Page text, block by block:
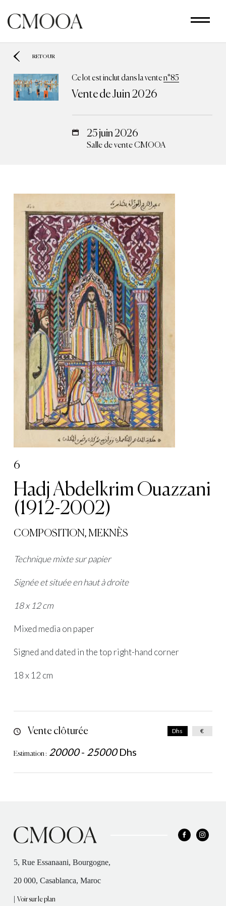
contenu
principal
RETOUR
Ce lot est inclut dans la venten°85
Vente de Juin 2026
25 juin 2026
Salle de vente CMOOA
6
Hadj Abdelkrim Ouazzani
(1912-2002)
COMPOSITION, MEKNÈS
Technique mixte sur papier
Signée et située en haut à droite
18 x 12 cm
Mixed media on paper
Signed and dated in the top right-hand corner
18 x 12 cm
Vente clôturée
Estimation : 20000- 25000 Dhs
Dhs €
5, Rue Essanaani, Bourgogne,
20 000, Casablanca, Maroc
|Voir sur le plan